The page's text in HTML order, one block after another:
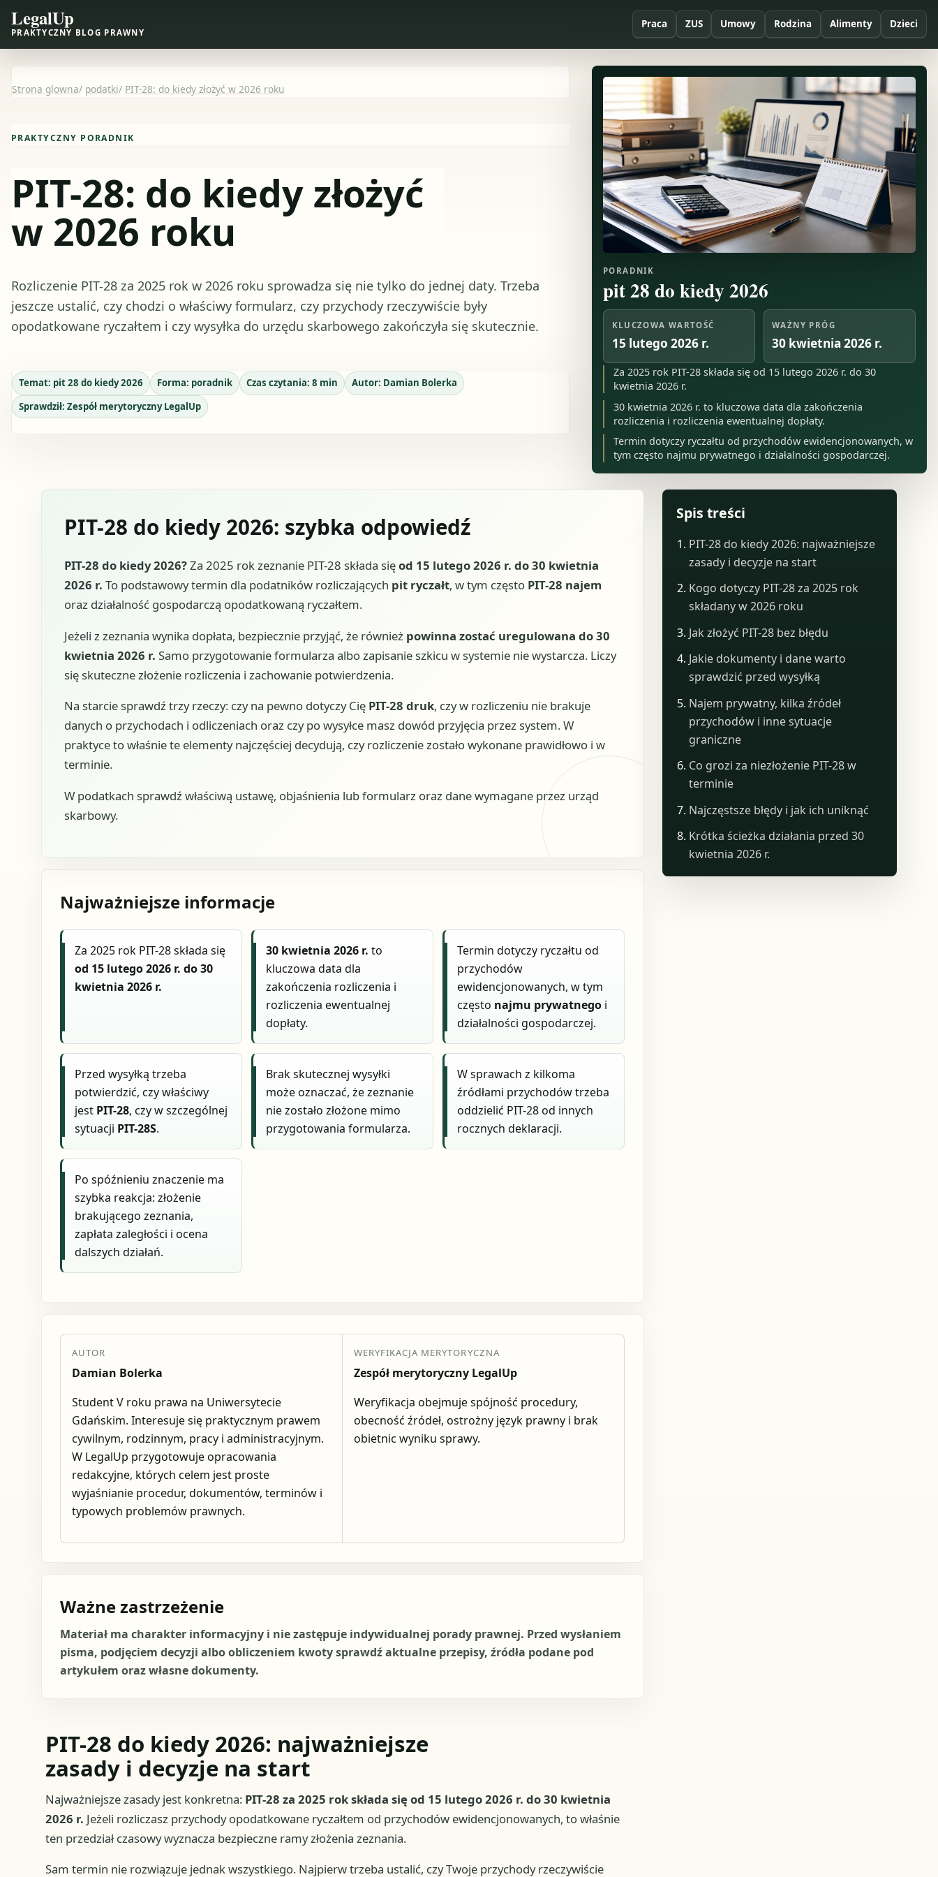
LegalUp
PRAKTYCZNY BLOG PRAWNY
Praca ZUS Umowy Rodzina Alimenty Dzieci
Strona glowna/ podatki/ PIT-28: do kiedy złożyć w 2026 roku
PRAKTYCZNY PORADNIK
PIT-28: do kiedy złożyć
w 2026 roku
Rozliczenie PIT-28 za 2025 rok w 2026 roku sprowadza się nie tylko do jednej daty. Trzeba
jeszcze ustalić, czy chodzi o właściwy formularz, czy przychody rzeczywiście były
opodatkowane ryczałtem i czy wysyłka do urzędu skarbowego zakończyła się skutecznie.
Temat: pit 28 do kiedy 2026 Forma: poradnik Czas czytania: 8 min Autor: Damian Bolerka
Sprawdził: Zespół merytoryczny LegalUp
PORADNIK
pit 28 do kiedy 2026
KLUCZOWA WARTOŚĆ
15 lutego 2026 r.
WAŻNY PRÓG
30 kwietnia 2026 r.
Za 2025 rok PIT-28 składa się od 15 lutego 2026 r. do 30
kwietnia 2026 r.
30 kwietnia 2026 r. to kluczowa data dla zakończenia
rozliczenia i rozliczenia ewentualnej dopłaty.
Termin dotyczy ryczałtu od przychodów ewidencjonowanych, w
tym często najmu prywatnego i działalności gospodarczej.
PIT-28 do kiedy 2026: szybka odpowiedź
PIT-28 do kiedy 2026?Za 2025 rok zeznanie PIT-28 składa sięod 15 lutego 2026 r. do 30 kwietnia
2026 r. To podstawowy termin dla podatników rozliczających pit ryczałt, w tym często PIT-28 najem
oraz działalność gospodarczą opodatkowaną ryczałtem.
Jeżeli z zeznania wynika dopłata, bezpiecznie przyjąć, że również powinna zostać uregulowana do 30
kwietnia 2026 r. Samo przygotowanie formularza albo zapisanie szkicu w systemie nie wystarcza. Liczy
się skuteczne złożenie rozliczenia i zachowanie potwierdzenia.
Na starcie sprawdź trzy rzeczy: czy na pewno dotyczy Cię PIT-28 druk, czy w rozliczeniu nie brakuje
danych o przychodach i odliczeniach oraz czy po wysyłce masz dowód przyjęcia przez system. W
praktyce to właśnie te elementy najczęściej decydują, czy rozliczenie zostało wykonane prawidłowo i w
terminie.
W podatkach sprawdź właściwą ustawę, objaśnienia lub formularz oraz dane wymagane przez urząd
skarbowy.
Najważniejsze informacje
Za 2025 rok PIT-28 składa się
od 15 lutego 2026 r. do 30
kwietnia 2026 r.
30 kwietnia 2026 r. to
kluczowa data dla
zakończenia rozliczenia i
rozliczenia ewentualnej
dopłaty.
Termin dotyczy ryczałtu od
przychodów
ewidencjonowanych, w tym
często najmu prywatnego i
działalności gospodarczej.
Przed wysyłką trzeba
potwierdzić, czy właściwy
jest PIT-28, czy w szczególnej
sytuacji PIT-28S.
Brak skutecznej wysyłki
może oznaczać, że zeznanie
nie zostało złożone mimo
przygotowania formularza.
W sprawach z kilkoma
źródłami przychodów trzeba
oddzielić PIT-28 od innych
rocznych deklaracji.
Po spóźnieniu znaczenie ma
szybka reakcja: złożenie
brakującego zeznania,
zapłata zaległości i ocena
dalszych działań.
AUTOR
Damian Bolerka
Student V roku prawa na Uniwersytecie
Gdańskim. Interesuje się praktycznym prawem
cywilnym, rodzinnym, pracy i administracyjnym.
W LegalUp przygotowuje opracowania
redakcyjne, których celem jest proste
wyjaśnianie procedur, dokumentów, terminów i
typowych problemów prawnych.
WERYFIKACJA MERYTORYCZNA
Zespół merytoryczny LegalUp
Weryfikacja obejmuje spójność procedury,
obecność źródeł, ostrożny język prawny i brak
obietnic wyniku sprawy.
Ważne zastrzeżenie
Materiał ma charakter informacyjny i nie zastępuje indywidualnej porady prawnej. Przed wysłaniem
pisma, podjęciem decyzji albo obliczeniem kwoty sprawdź aktualne przepisy, źródła podane pod
artykułem oraz własne dokumenty.
PIT-28 do kiedy 2026: najważniejsze
zasady i decyzje na start
Najważniejsze zasady jest konkretna: PIT-28 za 2025 rok składa się od 15 lutego 2026 r. do 30 kwietnia
2026 r. Jeżeli rozliczasz przychody opodatkowane ryczałtem od przychodów ewidencjonowanych, to właśnie
ten przedział czasowy wyznacza bezpieczne ramy złożenia zeznania.
Sam termin nie rozwiązuje jednak wszystkiego. Najpierw trzeba ustalić, czy Twoje przychody rzeczywiście
Spis treści
PIT-28 do kiedy 2026: najważniejsze
zasady i decyzje na start
Kogo dotyczy PIT-28 za 2025 rok
składany w 2026 roku
Jak złożyć PIT-28 bez błędu
Jakie dokumenty i dane warto
sprawdzić przed wysyłką
Najem prywatny, kilka źródeł
przychodów i inne sytuacje
graniczne
Co grozi za niezłożenie PIT-28 w
terminie
Najczęstsze błędy i jak ich uniknąć
Krótka ścieżka działania przed 30
kwietnia 2026 r.